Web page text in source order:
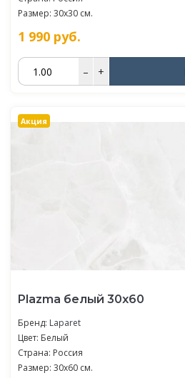
Размер: 30x30 см.
1 990 руб.
– +
Акция
Plazma белый 30х60
Бренд: Laparet
Цвет: Белый
Страна: Россия
Размер: 30x60 см.